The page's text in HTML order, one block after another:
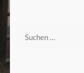
Suchen